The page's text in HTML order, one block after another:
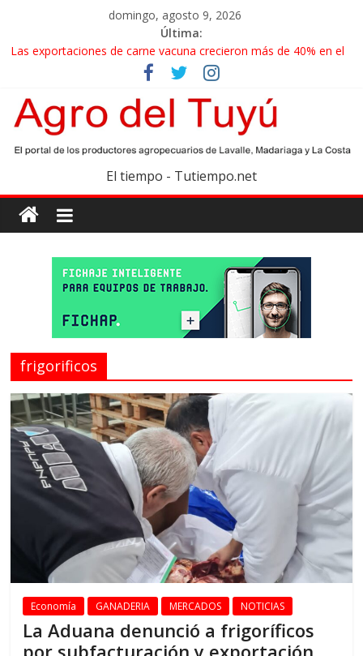
domingo, agosto 9, 2026
Última:
Las exportaciones de carne vacuna crecieron más de 40% en el
La miel, un motor de las economías regionales que enfrenta
nuevos desafíos para exportar
El gobierno bonaerense realizará un censo para actualizar el
mapa de la producción hortiflorícola
Las exportaciones agroindustriales anotaron un récord histórico
en el primer semestre
Maíz: estiman una cosecha récord de 71,5 millones de toneladas
El tiempo - Tutiempo.net
frigorificos
Economía GANADERIA MERCADOS NOTICIAS
La Aduana denunció a frigoríficos
por subfacturación y exportación